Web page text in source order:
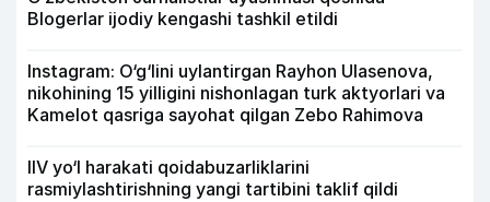
Blogerlar ijodiy kengashi tashkil etildi
Instagram: O‘g‘lini uylantirgan Rayhon Ulasenova,
nikohining 15 yilligini nishonlagan turk aktyorlari va
Kamelot qasriga sayohat qilgan Zebo Rahimova
IIV yo‘l harakati qoidabuzarliklarini
rasmiylashtirishning yangi tartibini taklif qildi